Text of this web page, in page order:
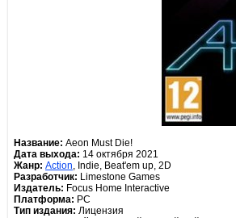
Название: Aeon Must Die!
Дата выхода: 14 октября 2021
Жанр: Action, Indie, Beat'em up, 2D
Разработчик: Limestone Games
Издатель: Focus Home Interactive
Платформа: PC
Тип издания: Лицензия